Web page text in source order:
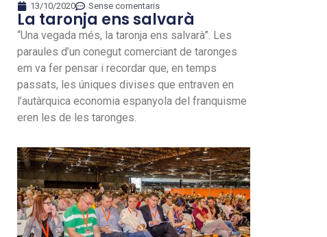
13/10/2020 Sense comentaris
La taronja ens salvarà
“Una vegada més, la taronja ens salvarà”. Les
paraules d’un conegut comerciant de taronges
em va fer pensar i recordar que, en temps
passats, les úniques divises que entraven en
l’autàrquica economia espanyola del franquisme
eren les de les taronges.